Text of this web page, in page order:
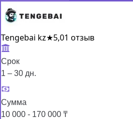
Tengebai kz★5,01 отзыв
Срок
1 – 30 дн.
Сумма
10 000 - 170 000 ₸